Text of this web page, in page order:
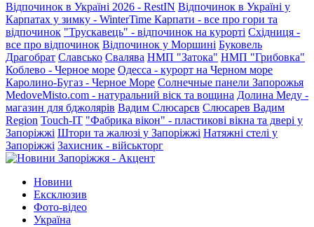
Відпочинок в Україні 2026 - RestIN Відпочинок в Україні у
Карпатах у зимку - WinterTime Карпати - все про гори та
відпочинок "Трускавець" - відпочинок на курорті Східниця -
все про відпочинок Відпочинок у Моршині Буковель
Драгобрат Славсько Свалява НМП "Затока" НМП "Грибовка"
Коблево - Черное море Одесса - курорт на Черном море
Каролино-Бугаз - Черное Море Солнечные панели Запорожья
MedoveMisto.com - натуральний віск та вощина Долина Меду -
магазин для бджолярів Вадим Слюсарєв Слюсарев Вадим
Region Touch-IT "Фабрика вікон" - пластикові вікна та двері у
Запоріжжі Штори та жалюзі у Запоріжжі Натяжні стелі у
Запоріжжі Захисник - військторг
Новини
Ексклюзив
Фото-відео
Україна